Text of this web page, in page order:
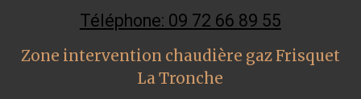
Téléphone: 09 72 66 89 55
Zone intervention chaudière gaz Frisquet
La Tronche